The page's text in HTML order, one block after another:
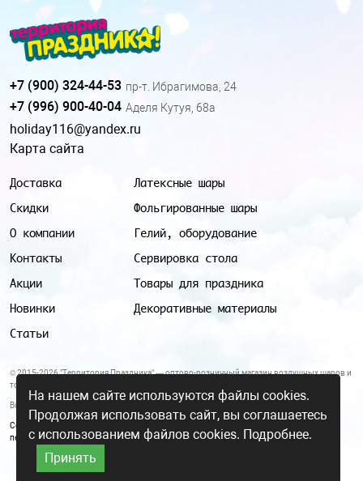
Доставка
Скидки
О компании
Контакты
Акции
Новинки
Статьи
Латексные шары
Фольгированные шары
Гелий, оборудование
Сервировка стола
Товары для праздника
Декоративные материалы
+7 (900) 324-44-53 пр-т. Ибрагимова, 24
+7 (996) 900-40-04 Аделя Кутуя, 68а
holiday116@yandex.ru
Карта сайта
© 2015-2026 "Территория Праздника" — оптово-розничный магазин воздушных шаров и
товаров для праздника.
Все цены и условия, указанные на данном сайте, не являются публичной офертой.
Согласие на обработку персональных данных
персональных данных
На нашем сайте используются файлы cookies.
Продолжая использовать сайт, вы соглашаетесь
с использованием файлов cookies. Подробнее.
Принять